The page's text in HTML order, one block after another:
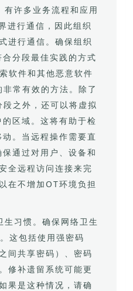
许多业务流程和应用
进行通信，因此组织
进行通信。确保组织
分段最佳实践的方式
软件和其他恶意软件
常有效的方法。除了
之外，还可以将虚拟
区域。这将有助于检
。当远程操作需要直
通过对用户、设备和
全远程访问连接来完
在不增加OT环境负担
习惯。确保网络卫生
这包括使用强密码
间共享密码）、密码
修补遗留系统可能更
果是这种情况，请确